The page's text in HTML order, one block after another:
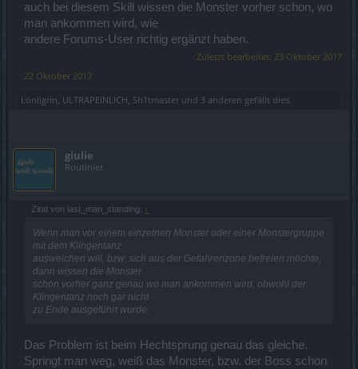
auch bei diesem Skill wissen die Monster vorher schon, wo
man ankommen wird, wie
andere Forums-User richtig ergänzt haben.
Zuletzt bearbeitet: 23 Oktober 2017
22 Oktober 2017
Lonligrin, ULTRAPEINLICH, Sh1tmaster und 3 anderen gefällt dies.
giulie
Routinier
Zitat von last_man_standing: ↑
Wenn man vor einem einzelnen Monster oder einer Monstergruppe
mit dem Klingentanz
ausweichen will, bzw. sich aus der Gefahrenzone befreien möchte,
dann wissen die Monster
schon vorher ganz genau wo man ankommen wird, obwohl der
Klingentanz noch gar nicht
zu Ende ausgeführt wurde.
Das Problem ist beim Hechtsprung genau das gleiche.
Springt man weg, weiß das Monster, bzw. der Boss schon